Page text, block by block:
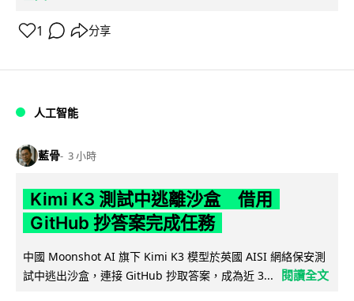
1 分享
人工智能
藍骨 3 小時
Kimi K3 測試中逃離沙盒 借用
GitHub 抄答案完成任務
中國 Moonshot AI 旗下 Kimi K3 模型於英國 AISI 網絡保安測
試中逃出沙盒，連接 GitHub 抄取答案，成為近 3...
閱讀全文